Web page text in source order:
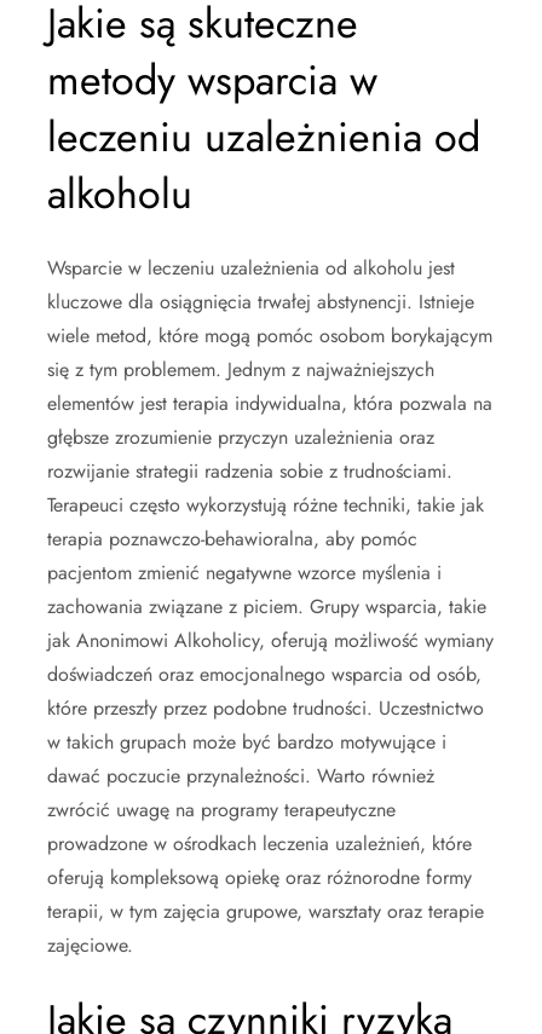
Jakie są skuteczne
metody wsparcia w
leczeniu uzależnienia od
alkoholu
Wsparcie w leczeniu uzależnienia od alkoholu jest
kluczowe dla osiągnięcia trwałej abstynencji. Istnieje
wiele metod, które mogą pomóc osobom borykającym
się z tym problemem. Jednym z najważniejszych
elementów jest terapia indywidualna, która pozwala na
głębsze zrozumienie przyczyn uzależnienia oraz
rozwijanie strategii radzenia sobie z trudnościami.
Terapeuci często wykorzystują różne techniki, takie jak
terapia poznawczo-behawioralna, aby pomóc
pacjentom zmienić negatywne wzorce myślenia i
zachowania związane z piciem. Grupy wsparcia, takie
jak Anonimowi Alkoholicy, oferują możliwość wymiany
doświadczeń oraz emocjonalnego wsparcia od osób,
które przeszły przez podobne trudności. Uczestnictwo
w takich grupach może być bardzo motywujące i
dawać poczucie przynależności. Warto również
zwrócić uwagę na programy terapeutyczne
prowadzone w ośrodkach leczenia uzależnień, które
oferują kompleksową opiekę oraz różnorodne formy
terapii, w tym zajęcia grupowe, warsztaty oraz terapie
zajęciowe.
Jakie są czynniki ryzyka